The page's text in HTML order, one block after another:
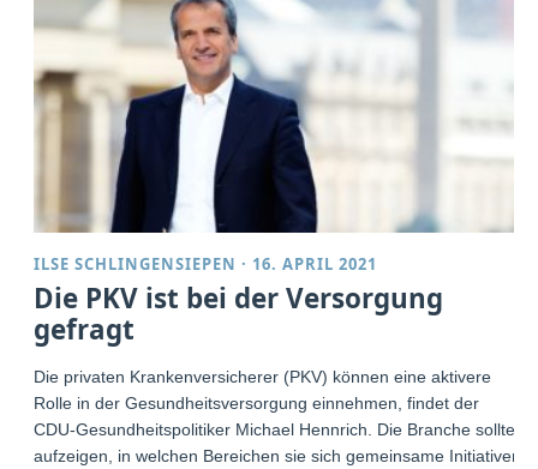
ILSE SCHLINGENSIEPEN · 16. APRIL 2021
Die PKV ist bei der Versorgung
gefragt
Die privaten Krankenversicherer (PKV) können eine aktivere
Rolle in der Gesundheitsversorgung einnehmen, findet der
CDU-Gesundheitspolitiker Michael Hennrich. Die Branche sollte
aufzeigen, in welchen Bereichen sie sich gemeinsame Initiativen